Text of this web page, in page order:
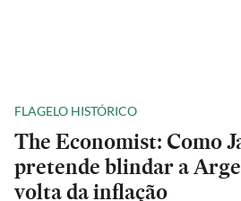
FLAGELO HISTÓRICO
The Economist: Como
pretende blindar a
volta da inflação